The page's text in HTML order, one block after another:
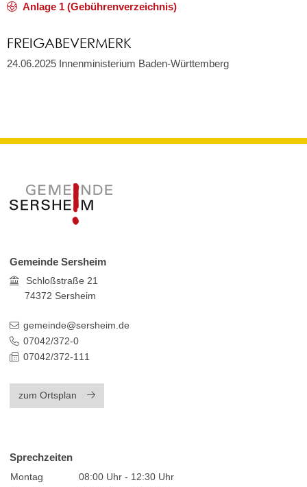
Anlage 1 (Gebührenverzeichnis)
FREIGABEVERMERK
24.06.2025 Innenministerium Baden-Württemberg
Gemeinde Sersheim
Schloßstraße 21
74372 Sersheim
gemeinde@sersheim.de
07042/372-0
07042/372-111
zum Ortsplan
Sprechzeiten
Montag
08:00 Uhr - 12:30 Uhr